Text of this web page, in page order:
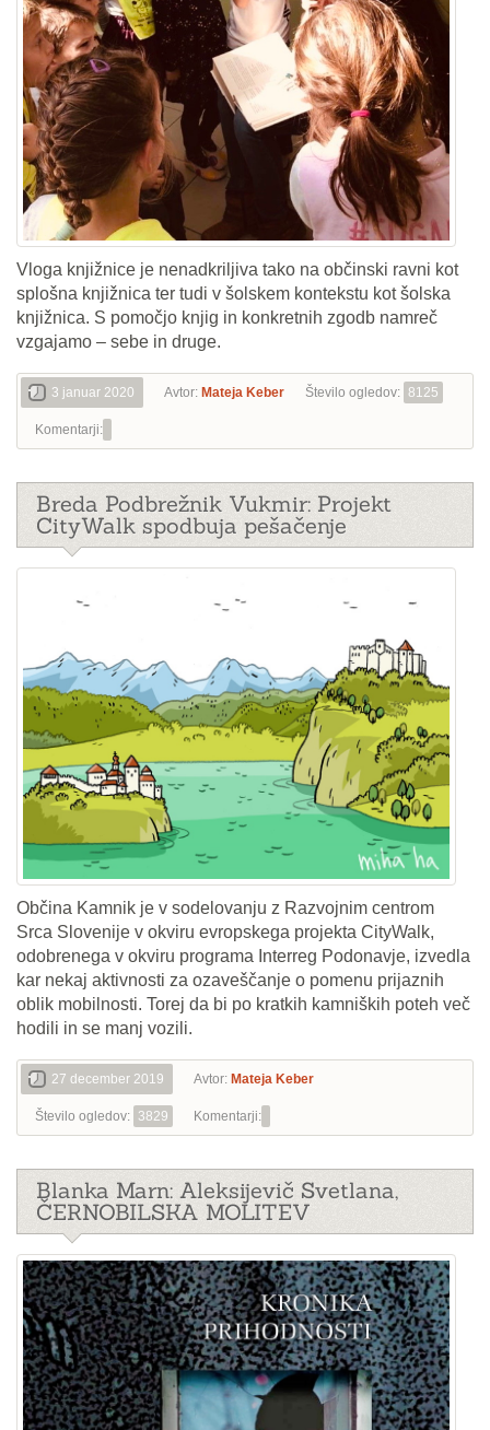
Vloga knjižnice je nenadkriljiva tako na občinski ravni kot
splošna knjižnica ter tudi v šolskem kontekstu kot šolska
knjižnica. S pomočjo knjig in konkretnih zgodb namreč
vzgajamo – sebe in druge.
3 januar 2020 Avtor: Mateja Keber Število ogledov: 8125
Komentarji:
Breda Podbrežnik Vukmir: Projekt
CityWalk spodbuja pešačenje
Občina Kamnik je v sodelovanju z Razvojnim centrom
Srca Slovenije v okviru evropskega projekta CityWalk,
odobrenega v okviru programa Interreg Podonavje, izvedla
kar nekaj aktivnosti za ozaveščanje o pomenu prijaznih
oblik mobilnosti. Torej da bi po kratkih kamniških poteh več
hodili in se manj vozili.
27 december 2019 Avtor: Mateja Keber
Število ogledov: 3829 Komentarji:
Blanka Marn: Aleksijevič Svetlana,
ČERNOBILSKA MOLITEV